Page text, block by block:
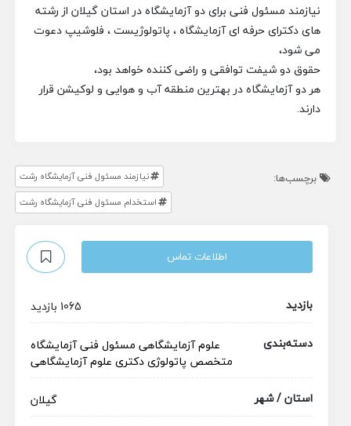
نیازمند مسئول فنی برای دو آزمایشگاه در استان گیلان از رشته
های دکترای حرفه ای آزمایشگاه ، پاتولوژیست ، فلوشیپ دعوت
می شود،
حقوق دو شیفت توافقی و راضی کننده خواهد بود،
هر دو آزمایشگاه در بهترین منطقه آب و هوایی و لوکیشن قرار
دارند.
برچسب‌ها:
نیازمند مسئول فنی آزمایشگاه رشت
استخدام مسئول فنی آزمایشگاه رشت
اطلاعات تماس
بازدید
1065 بازدید
دسته‌بندی
علوم آزمایشگاهی مسئول فنی آزمایشگاه
متخصص پاتولوژیدکتری علوم آزمایشگاهی
استان / شهر
گیلان